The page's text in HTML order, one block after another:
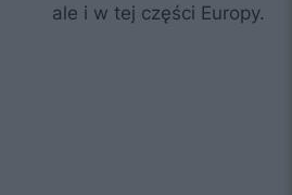
ale i w tej części Europy.